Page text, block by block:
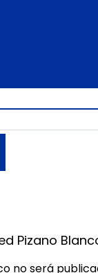
Pizano
no será